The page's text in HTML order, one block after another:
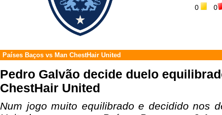
0 0
Países Baços vs Man ChestHair United
Pedro Galvão decide duelo
ChestHair United
Num jogo muito equilibrado e decidido nos